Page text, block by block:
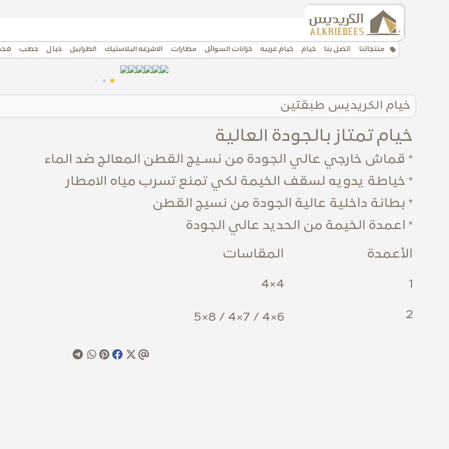
local_offer منتجاتنا اتصل بنا خيام خيام عربيه خزانات السوائل مطارات الاشرعه البلاستيك الطرابيل حبال حطب
خيام الكريديس طبقتين
خيام تمتاز بالجودة العالية
* قماش خارجي عالي الجودة من نسـيج القطن المعالج ضد الماء
* خياطة يدويه لسقف الخيمة لكي تمنع تسرب مياه الامطار
* بطانة داخلية عالية الجودة من نسيج القطن
* اعمدة الخيمة من الحديد عالي الجودة
الأعمدة المقاسات
1
4×4
2
6×4 / 7×4 / 8×5